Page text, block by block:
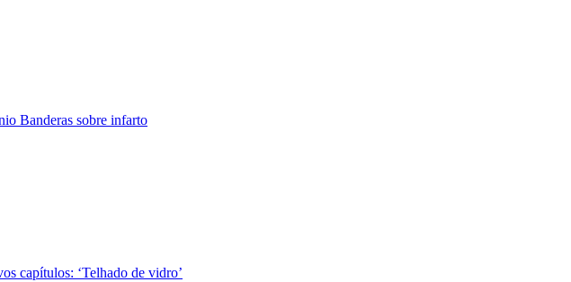
Banderas sobre infarto
capítulos: ‘Telhado de vidro’